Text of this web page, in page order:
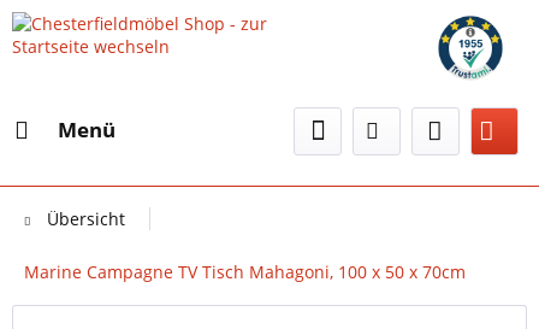
Menü
Übersicht
Marine Campagne TV Tisch Mahagoni, 100 x 50 x 70cm